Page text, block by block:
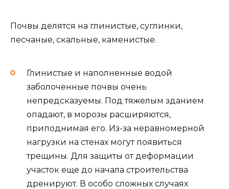
Почвы делятся на глинистые, суглинки,
песчаные, скальные, каменистые.
Глинистые и наполненные водой
заболоченные почвы очень
непредсказуемы. Под тяжелым зданием
опадают, в морозы расширяются,
приподнимая его. Из-за неравномерной
нагрузки на стенах могут появиться
трещины. Для защиты от деформации
участок еще до начала строительства
дренируют. В особо сложных случаях